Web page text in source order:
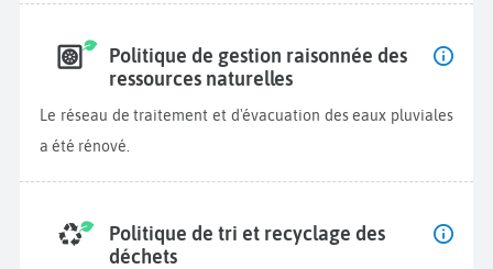
Politique de gestion raisonnée des
ressources naturelles
Le réseau de traitement et d'évacuation des eaux pluviales
a été rénové.
Politique de tri et recyclage des
déchets